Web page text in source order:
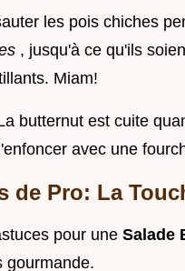
les pois chiches
, jusqu'à ce qu'ils
Miam!
butternut est cuite
avec une
de Pro: La
pour une Salade
gourmande.